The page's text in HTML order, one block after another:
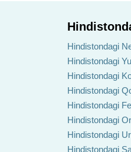
Hindistondagi
Hindistondagi
Hindistondagi
Hindistondagi
Hindistondagi
Hindistondagi
Hindistondagi
Hindistondagi